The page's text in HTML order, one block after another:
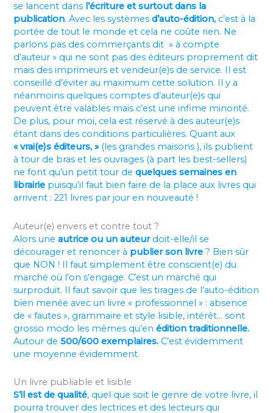
se lancent dans l’écriture et surtout dans la
publication. Avec les systèmes d’auto-édition, c’est à la
portée de tout le monde et cela ne coûte rien. Ne
parlons pas des commerçants dit » à compte
d’auteur » qui ne sont pas des éditeurs proprement dit
mais des imprimeurs et vendeur(e)s de service. Il est
conseillé d’éviter au maximum cette solution. Il y a
néanmoins quelques comptes d’auteur(e)s qui
peuvent être valables mais c’est une infime minorité.
De plus, pour moi, cela est réservé à des auteur(e)s
étant dans des conditions particulières. Quant aux
« vrai(e)s éditeurs, »(les grandes maisons ), ils publient
à tour de bras et les ouvrages (à part les best-sellers)
ne font qu’un petit tour dequelques semaines en
librairie puisqu’il faut bien faire de la place aux livres qui
arrivent : 221 livres par jour en nouveauté !
Auteur(e) envers et contre tout ?
Alors une autrice ou un auteurdoit-elle/il se
décourager et renoncer à publier son livre? Bien sûr
que NON ! Il faut simplement être conscient(e) du
marché où l’on s’engage. C’est un marché qui
surproduit. Il faut savoir que les tirages de l’auto-édition
bien menée avec un livre « professionnel » : absence
de « fautes », grammaire et style lisible, intérêt… sont
grosso modo les mêmes qu’en édition traditionnelle.
Autour de500/600 exemplaires. C’est évidemment
une moyenne évidemment.
Un livre publiable et lisible
S’il est de qualité, quel que soit le genre de votre livre, il
pourra trouver des lectrices et des lecteurs qui